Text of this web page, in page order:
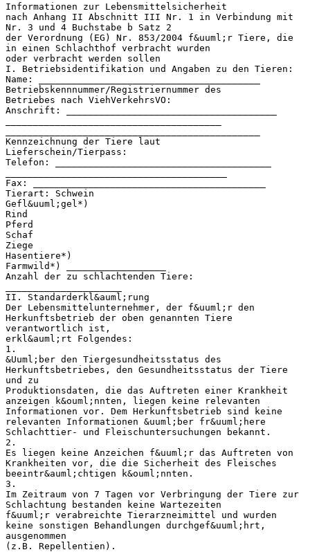
Informationen zur Lebensmittelsicherheit
nach Anhang II Abschnitt III Nr. 1 in Verbindung mit
Nr. 3 und 4 Buchstabe b Satz 2
der Verordnung (EG) Nr. 853/2004 f&uuml;r Tiere, die
in einen Schlachthof verbracht wurden
oder verbracht werden sollen
I. Betriebsidentifikation und Angaben zu den Tieren:
Name: ________________________________________
Betriebskennnummer/Registriernummer des
Betriebes nach ViehVerkehrsVO:
Anschrift: ______________________________________
Kennzeichnung der Tiere laut
Lieferschein/Tierpass:
Telefon: _______________________________________
Fax: __________________________________________
Tierart: Schwein
Gefl&uuml;gel*)
Rind
Pferd
Schaf
Ziege
Hasentiere*)
Farmwild*) __________________
Anzahl der zu schlachtenden Tiere:
II. Standarderkl&auml;rung
Der Lebensmittelunternehmer, der f&uuml;r den
Herkunftsbetrieb der oben genannten Tiere
verantwortlich ist,
erkl&auml;rt Folgendes:
1.
&Uuml;ber den Tiergesundheitsstatus des
Herkunftsbetriebes, den Gesundheitsstatus der Tiere
und zu
Produktionsdaten, die das Auftreten einer Krankheit
anzeigen k&ouml;nnten, liegen keine relevanten
Informationen vor. Dem Herkunftsbetrieb sind keine
relevanten Informationen &uuml;ber fr&uuml;here
Schlachttier- und Fleischuntersuchungen bekannt.
2.
Es liegen keine Anzeichen f&uuml;r das Auftreten von
Krankheiten vor, die die Sicherheit des Fleisches
beeintr&auml;chtigen k&ouml;nnten.
3.
Im Zeitraum von 7 Tagen vor Verbringung der Tiere zur
Schlachtung bestanden keine Wartezeiten
f&uuml;r verabreichte Tierarzneimittel und wurden
keine sonstigen Behandlungen durchgef&uuml;hrt,
ausgenommen
(z.B. Repellentien).